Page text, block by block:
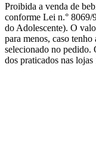
Proibida a venda de
conforme Lei n.° 8069/
do Adolescente). O
para menos, caso
selecionado no pedido.
dos praticados nas lojas